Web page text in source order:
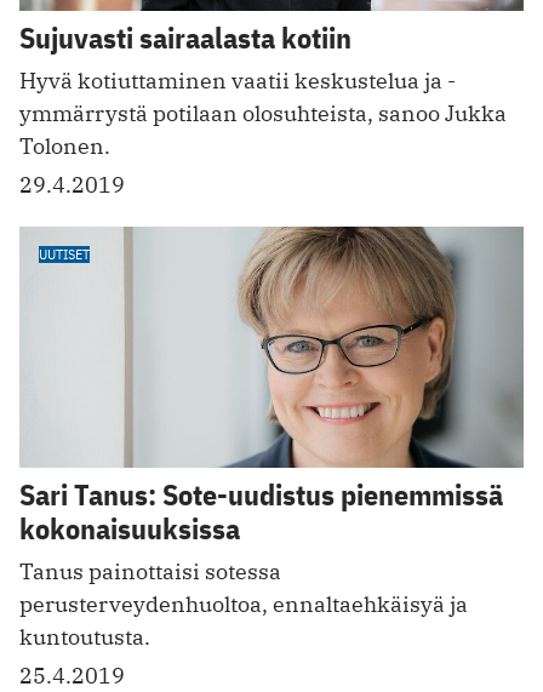
Sujuvasti sairaalasta kotiin
Hyvä kotiuttaminen vaatii keskustelua ja ­
ymmärrystä potilaan olosuhteista, sanoo Jukka
Tolonen.
29.4.2019
UUTISET
Sari Tanus: Sote-uudistus pienemmissä
kokonaisuuksissa
Tanus painottaisi sotessa
perusterveydenhuoltoa, ennaltaehkäisyä ja
kuntoutusta.
25.4.2019